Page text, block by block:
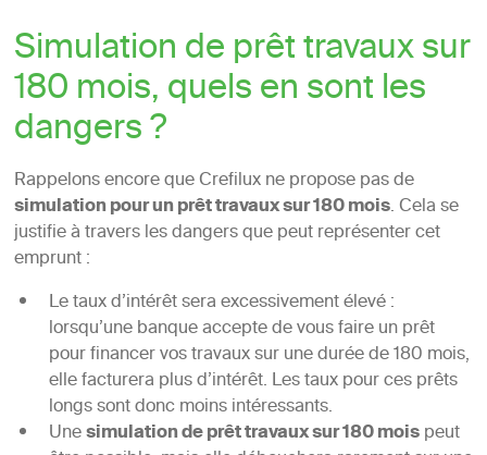
Simulation de prêt travaux sur
180 mois, quels en sont les
dangers ?
Rappelons encore que Crefilux ne propose pas de
simulation pour un prêt travaux sur 180 mois. Cela se
justifie à travers les dangers que peut représenter cet
emprunt :
Le taux d’intérêt sera excessivement élevé :
lorsqu’une banque accepte de vous faire un prêt
pour financer vos travaux sur une durée de 180 mois,
elle facturera plus d’intérêt. Les taux pour ces prêts
longs sont donc moins intéressants.
Unesimulation de prêt travaux sur 180 moispeut